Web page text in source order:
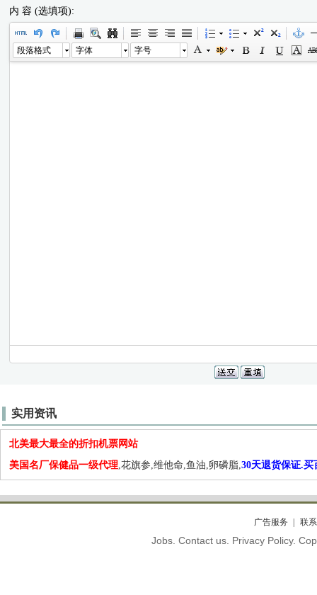
内 容 (选填项):
段落格式 字体 字号
实用资讯
北美最大最全的折扣机票网站
美国名厂保健品一级代理,花旗参,维他命,鱼油,卵磷脂,30天退货保证.买
广告服务 联
Jobs. Contact us. Privacy Policy.